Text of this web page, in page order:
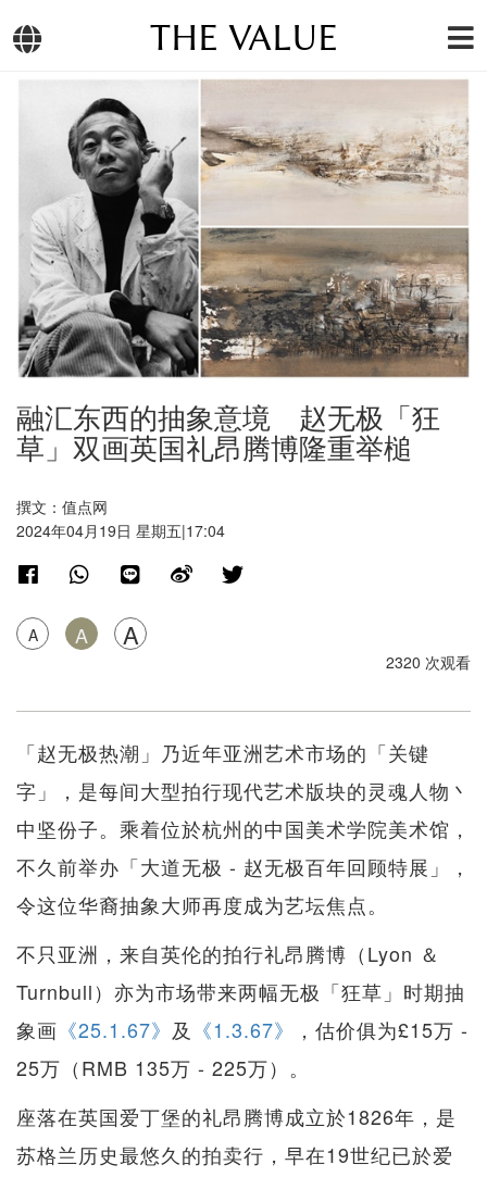
THE VALUE
融汇东西的抽象意境 赵无极「狂
草」双画英国礼昂腾博隆重举槌
撰文：值点网
2024年04月19日 星期五|17:04
A A A
2320 次观看
「赵无极热潮」乃近年亚洲艺术市场的「关键
字」，是每间大型拍行现代艺术版块的灵魂人物丶
中坚份子。乘着位於杭州的中国美术学院美术馆，
不久前举办「大道无极 - 赵无极百年回顾特展」，
令这位华裔抽象大师再度成为艺坛焦点。
不只亚洲，来自英伦的拍行礼昂腾博（Lyon ＆
Turnbull）亦为市场带来两幅无极「狂草」时期抽
象画 《25.1.67》 及 《1.3.67》
，估价俱为£15万 -
25万（RMB 135万 - 225万）。
座落在英国爱丁堡的礼昂腾博成立於1826年，是
苏格兰历史最悠久的拍卖行，早在19世纪已於爱